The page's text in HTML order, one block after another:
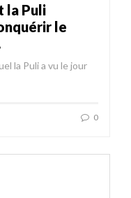
la Puli
le
la Puli a vu le jour
0